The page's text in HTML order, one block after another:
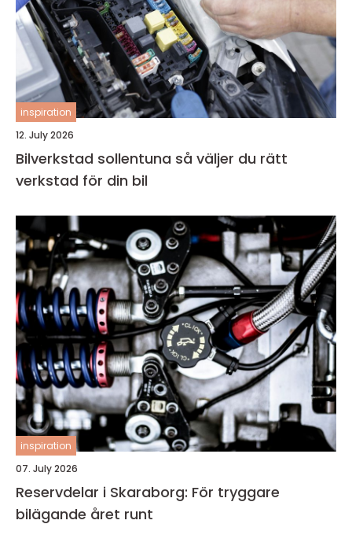
inspiration
12. July 2026
Bilverkstad sollentuna så väljer du rätt
verkstad för din bil
inspiration
07. July 2026
Reservdelar i Skaraborg: För tryggare
bilägande året runt